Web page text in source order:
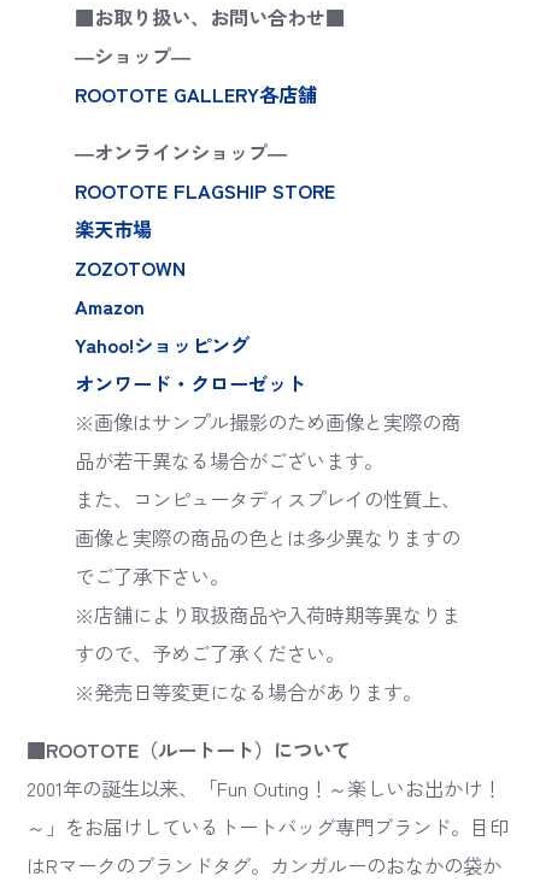
■お取り扱い、お問い合わせ■
―ショップ―
ROOTOTE GALLERY各店舗
―オンラインショップ―
ROOTOTE FLAGSHIP STORE
楽天市場
ZOZOTOWN
Amazon
Yahoo!ショッピング
オンワード・クローゼット
※画像はサンプル撮影のため画像と実際の商
品が若干異なる場合がございます。
また、コンピュータディスプレイの性質上、
画像と実際の商品の色とは多少異なりますの
でご了承下さい。
※店舗により取扱商品や入荷時期等異なりま
すので、予めご了承ください。
※発売日等変更になる場合があります。
■ROOTOTE（ルートート）について
2001年の誕生以来、「Fun Outing！～楽しいお出かけ！
～」をお届けしているトートバッグ専門ブランド。目印
はRマークのブランドタグ。カンガルーのおなかの袋か